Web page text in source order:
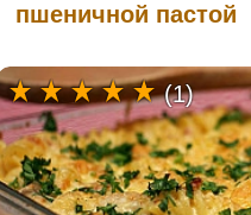
пшеничной пастой
(1)